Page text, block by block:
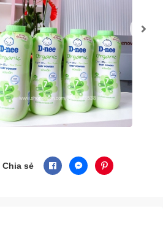
Chia sẻ